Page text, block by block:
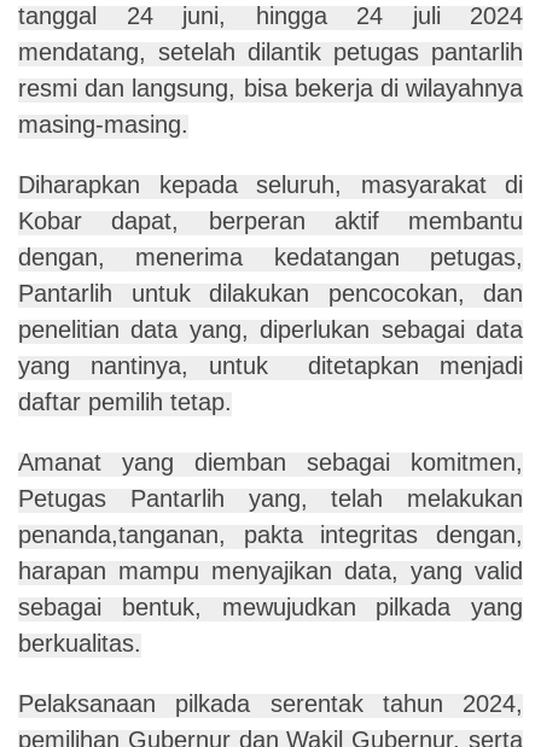
tanggal 24 juni, hingga 24 juli 2024
mendatang, setelah dilantik petugas pantarlih
resmi dan langsung, bisa bekerja di wilayahnya
masing-masing.
Diharapkan kepada seluruh, masyarakat di
Kobar dapat, berperan aktif membantu
dengan, menerima kedatangan petugas,
Pantarlih untuk dilakukan pencocokan, dan
penelitian data yang, diperlukan sebagai data
yang nantinya, untuk ditetapkan menjadi
daftar pemilih tetap.
Amanat yang diemban sebagai komitmen,
Petugas Pantarlih yang, telah melakukan
penanda,tanganan, pakta integritas dengan,
harapan mampu menyajikan data, yang valid
sebagai bentuk, mewujudkan pilkada yang
berkualitas.
Pelaksanaan pilkada serentak tahun 2024,
pemilihan Gubernur dan Wakil Gubernur, serta